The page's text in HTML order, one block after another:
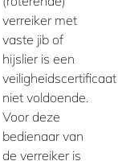
verreiker met
vaste jib of
hijslier is een
veiligheidscertificaat
niet voldoende.
Voor deze
bedienaar van
de verreiker is